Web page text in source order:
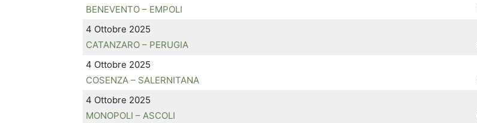
BENEVENTO – EMPOLI
4 Ottobre 2025
CATANZARO – PERUGIA
4 Ottobre 2025
COSENZA – SALERNITANA
4 Ottobre 2025
MONOPOLI – ASCOLI